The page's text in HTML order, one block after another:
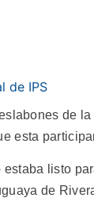
de IPS
de
esta
estaba listo
de